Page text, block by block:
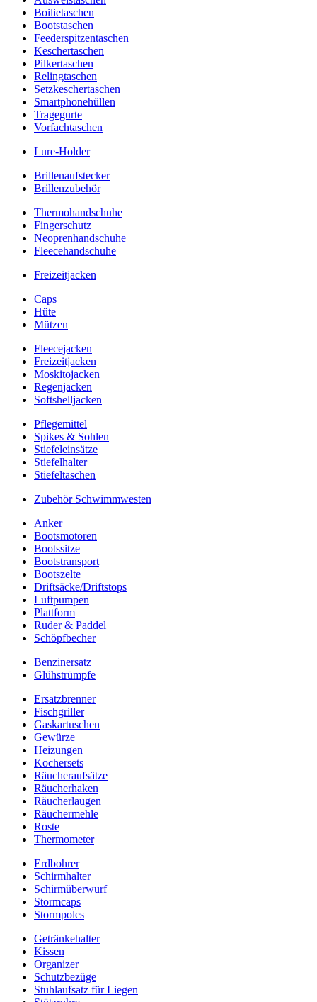
Boilietaschen
Bootstaschen
Feederspitzentaschen
Keschertaschen
Pilkertaschen
Relingtaschen
Setzkeschertaschen
Smartphonehüllen
Tragegurte
Vorfachtaschen
Lure-Holder
Brillenaufstecker
Brillenzubehör
Thermohandschuhe
Fingerschutz
Neoprenhandschuhe
Fleecehandschuhe
Freizeitjacken
Caps
Hüte
Mützen
Fleecejacken
Freizeitjacken
Moskitojacken
Regenjacken
Softshelljacken
Pflegemittel
Spikes & Sohlen
Stiefeleinsätze
Stiefelhalter
Stiefeltaschen
Zubehör Schwimmwesten
Anker
Bootsmotoren
Bootssitze
Bootstransport
Bootszelte
Driftsäcke/Driftstops
Luftpumpen
Plattform
Ruder & Paddel
Schöpfbecher
Benzinersatz
Glühstrümpfe
Ersatzbrenner
Fischgriller
Gaskartuschen
Gewürze
Heizungen
Kochersets
Räucheraufsätze
Räucherhaken
Räucherlaugen
Räuchermehle
Roste
Thermometer
Erdbohrer
Schirmhalter
Schirmüberwurf
Stormcaps
Stormpoles
Getränkehalter
Kissen
Organizer
Schutzbezüge
Stuhlaufsatz für Liegen